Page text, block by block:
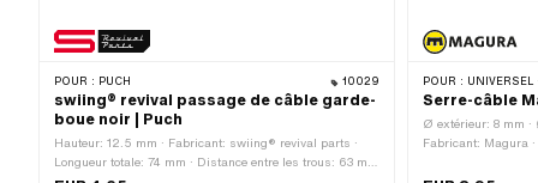
POUR : PUCH 10029
swiing® revival passage de câble garde-
boue noir | Puch
Hauteur: 12.5 mm · Fabricant: swiing® revival parts ·
Longueur totale: 74 mm · Distance entre les trous: 63 mm
POUR : UNIVERSEL
Serre-câble
Ø extérieur: 8 mm ·
Fabricant: Magura